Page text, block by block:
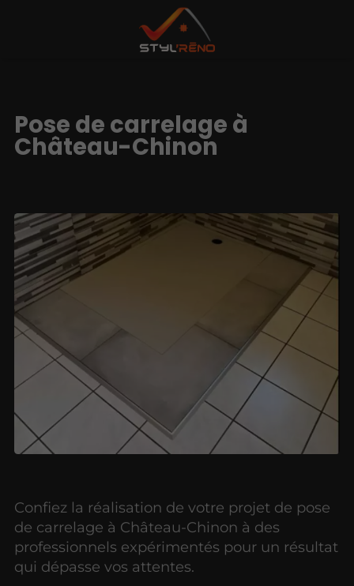
Pose de carrelage à
Château-Chinon
Confiez la réalisation de votre projet de pose
de carrelage à Château-Chinon à des
professionnels expérimentés pour un résultat
qui dépasse vos attentes.